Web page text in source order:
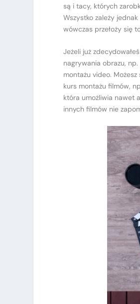
są i tacy, których
Wszystko zależy
wówczas przełoży się
Jeżeli już
nagrywania obrazu,
montażu video.
kurs montażu filmów,
która umożliwia nawet
innych filmów nie